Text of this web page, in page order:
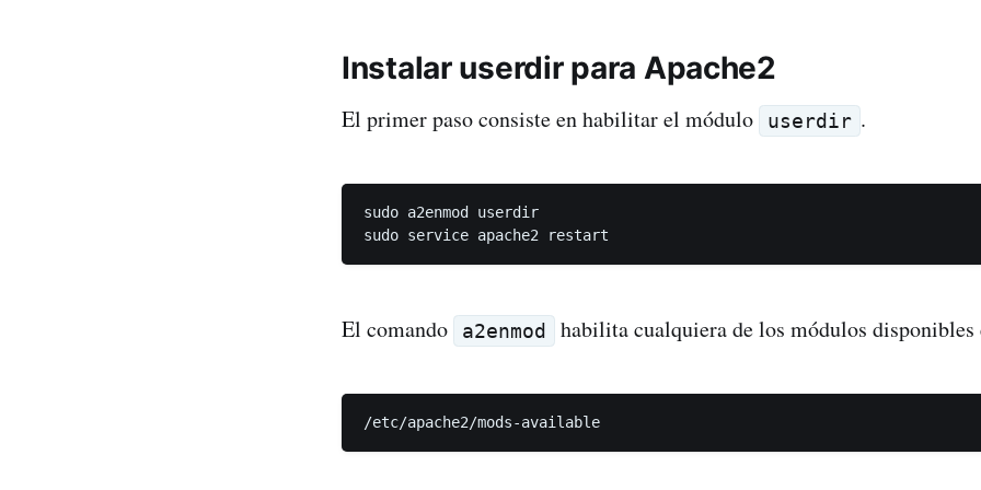
Instalar userdir para Apache2
El primer paso consiste en habilitar el módulo userdir .
sudo a2enmod userdir
El comando a2enmod habilita cualquiera de los módulos disponibles